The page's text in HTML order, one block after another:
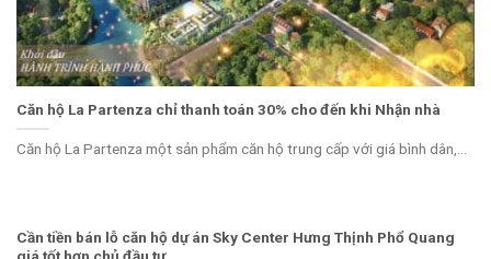
Căn hộ La Partenza chỉ thanh toán 30% cho đến khi Nhận nhà
Căn hộ La Partenza một sản phẩm căn hộ trung cấp với giá bình dân,...
Cần tiền bán lỗ căn hộ dự án Sky Center Hưng Thịnh Phổ Quang